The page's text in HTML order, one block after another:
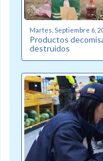
Martes, Septiembre 6,
Productos
destruidos